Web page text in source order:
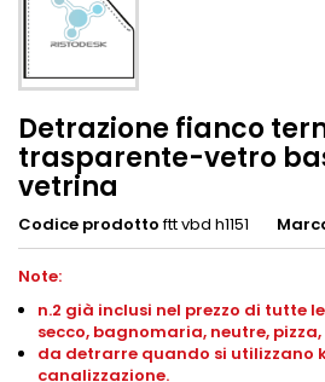
Detrazione fianco
trasparente-vetro
vetrina
Codice prodotto ftt vbd h1151
Note:
n.2 già inclusi nel prezzo di tutte
secco, bagnomaria, neutre,
da detrarre quando si utilizzano
canalizzazione.